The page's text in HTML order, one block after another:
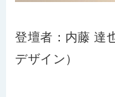
登壇者： 内藤 達
デザイン）